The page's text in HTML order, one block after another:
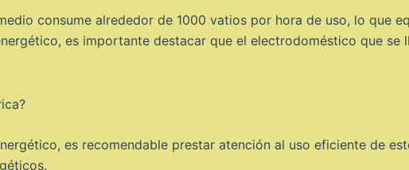
consume alrededor de 1000 vatios por hora de uso, lo que
es importante destacar que el electrodoméstico que se
es recomendable prestar atención al uso eficiente de